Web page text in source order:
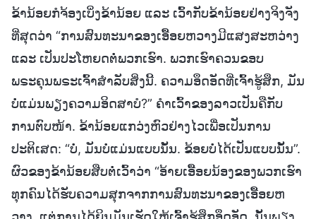
ຂ້ານ້ອຍກໍຈ້ອງເບິ່ງຂ້ານ້ອຍ ແລະ ເວົ້າກັບຂ້ານ້ອຍຢ່າງຈິງຈັງ
ທີ່ສຸດວ່າ “ການສົນທະນາຂອງເອື້ອຍຫວາງມີແສງສະຫວ່າງ
ແລະ ເປັນປະໂຫຍດຕໍ່ພວກເຮົາ. ພວກເຮົາຄວນຂອບ
ພຣະຄຸນພຣະເຈົ້າສໍາລັບສິ່ງນີ້. ຄວາມອຶດອັດທີ່ເຈົ້າຮູ້ສຶກ, ມັນ
ບໍ່ແມ່ນພຽງຄວາມອິດສາບໍ?” ຄຳເວົ້າຂອງລາວເປັນຄືກັບ
ການຕົບໜ້າ. ຂ້ານ້ອຍແກວ່ງຫົວຢ່າງໄວເພື່ອເປັນການ
ປະຕິເສດ: “ບໍ່, ມັນບໍ່ແມ່ນແບບນັ້ນ. ຂ້ອຍບໍ່ໄດ້ເປັນແບບນັ້ນ”.
ຜົວຂອງຂ້ານ້ອຍສືບຕໍ່ເວົ້າວ່າ “ອ້າຍເອື້ອຍນ້ອງຂອງພວກເຮົາ
ທຸກຄົນໄດ້ຮັບຄວາມສຸກຈາກການສົນທະນາຂອງເອື້ອຍຫ